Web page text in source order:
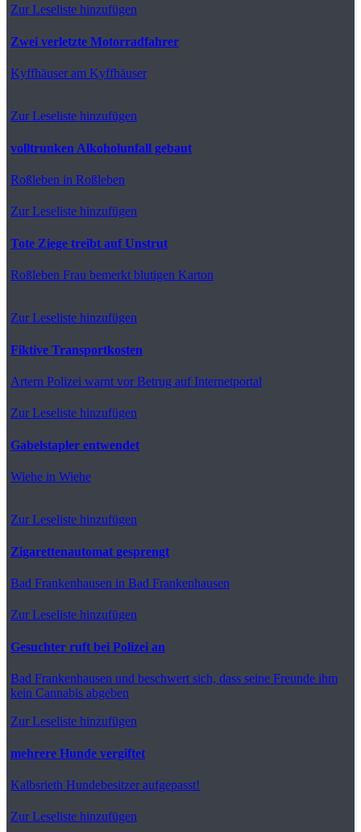
Zur Leseliste hinzufügen
Zwei verletzte Motorradfahrer
Kyffhäuseram Kyffhäuser
Zur Leseliste hinzufügen
volltrunken Alkoholunfall gebaut
Roßleben in Roßleben
Zur Leseliste hinzufügen
Tote Ziege treibt auf Unstrut
Roßleben Frau bemerkt blutigen Karton
Zur Leseliste hinzufügen
Fiktive Transportkosten
Artern Polizei warnt vor Betrug auf Internetportal
Zur Leseliste hinzufügen
Gabelstapler entwendet
Wiehe in Wiehe
Zur Leseliste hinzufügen
Zigarettenautomat gesprengt
Bad Frankenhausen in Bad Frankenhausen
Zur Leseliste hinzufügen
Gesuchter ruft bei Polizei an
Bad Frankenhausen und beschwert sich, dass seine Freunde ihm
kein Cannabis abgeben
Zur Leseliste hinzufügen
mehrere Hunde vergiftet
Kalbsrieth Hundebesitzer aufgepasst!
Zur Leseliste hinzufügen